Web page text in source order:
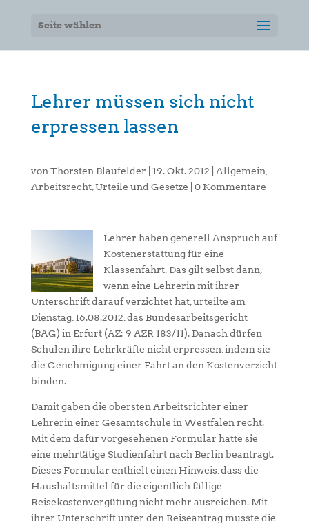
Seite wählen
Lehrer müssen sich nicht
erpressen lassen
von Thorsten Blaufelder 19. Okt. 2012 Allgemein
Arbeitsrecht, Urteile und Gesetze 0 Kommentare
Lehrer haben generell Anspruch auf
Kostenerstattung für eine
Klassenfahrt. Das gilt selbst dann,
wenn eine Lehrerin mit ihrer
Unterschrift darauf verzichtet hat, urteilte am
Dienstag, 16.08.2012, das Bundesarbeitsgericht
(BAG) in Erfurt (AZ: 9 AZR 183/11). Danach dürfen
Schulen ihre Lehrkräfte nicht erpressen, indem sie
die Genehmigung einer Fahrt an den Kostenverzicht
binden.
Damit gaben die obersten Arbeitsrichter einer
Lehrerin einer Gesamtschule in Westfalen recht.
Mit dem dafür vorgesehenen Formular hatte sie
eine mehrtätige Studienfahrt nach Berlin beantragt.
Dieses Formular enthielt einen Hinweis, dass die
Haushaltsmittel für die eigentlich fällige
Reisekostenvergütung nicht mehr ausreichen. Mit
ihrer Unterschrift unter den Reiseantrag musste die